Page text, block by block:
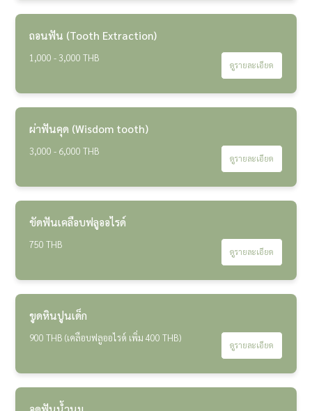
ถอนฟัน (Tooth Extraction)
1,000 - 3,000 THB
ดูรายละเอียด
ผ่าฟันคุด (Wisdom tooth)
3,000 - 6,000 THB
ดูรายละเอียด
ขัดฟันเคลือบฟลูออไรด์
750 THB
ดูรายละเอียด
ขูดหินปูนเด็ก
900 THB (เคลือบฟลูออไรด์ เพิ่ม 400 THB)
ดูรายละเอียด